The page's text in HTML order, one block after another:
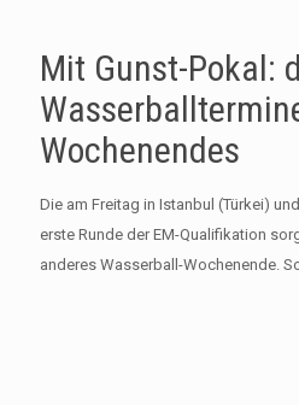
Mit Gunst-Pokal:
Wochenendes
Die am Freitag in Istanbul (Türkei)
erste Runde der EM-Qualifikation
anderes Wasserball-Wochenende.